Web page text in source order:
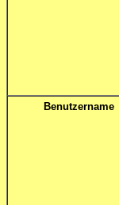
Benutzername